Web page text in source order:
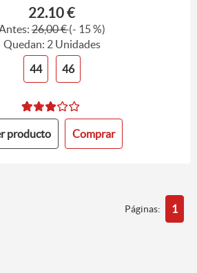
22.10 €
26,00 €(- 15 %)
Quedan: 2 Unidades
44
46
producto Comprar
Páginas: 1